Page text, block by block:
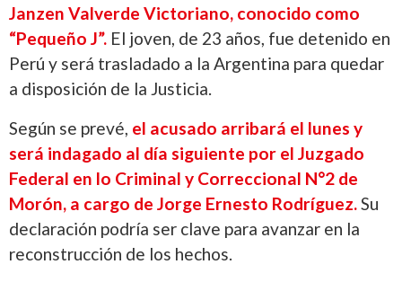
Janzen Valverde Victoriano, conocido como
“Pequeño J”. El joven, de 23 años, fue detenido en
Perú y será trasladado a la Argentina para quedar
a disposición de la Justicia.
Según se prevé, el acusado arribará el lunes y
será indagado al día siguiente por el Juzgado
Federal en lo Criminal y Correccional N°2 de
Morón, a cargo de Jorge Ernesto Rodríguez.Su
declaración podría ser clave para avanzar en la
reconstrucción de los hechos.